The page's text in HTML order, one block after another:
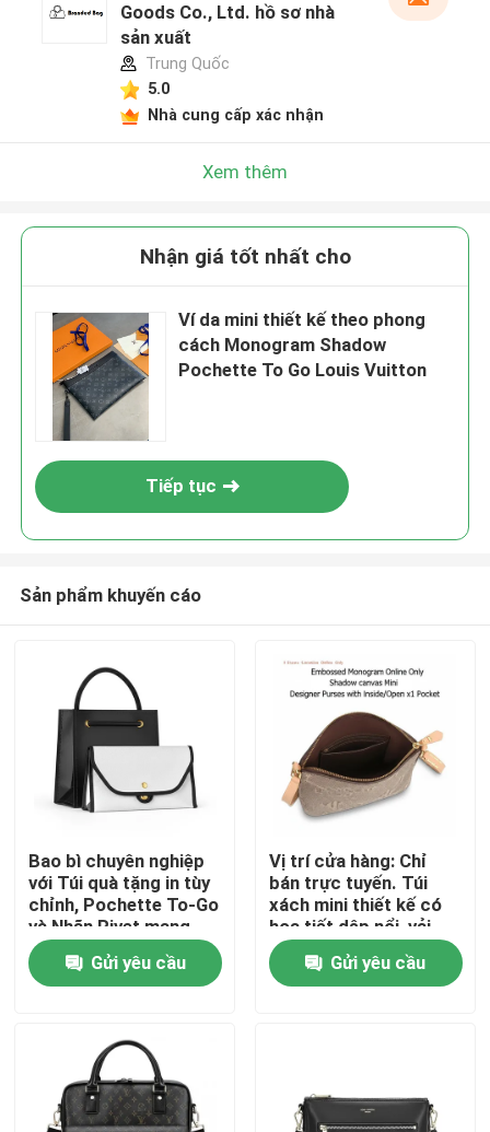
Trang chủ
Các sản phẩm
Video
Goods Co., Ltd. hồ sơ nhà
sản xuất
Trung Quốc
5.0
Nhà cung cấp xác nhận
Xem thêm
Nhận giá tốt nhất cho
Ví da mini thiết kế theo phong
cách Monogram Shadow
Pochette To Go Louis Vuitton
Tiếp tục
Sản phẩm khuyến cáo
Bao bì chuyên nghiệp
với Túi quà tặng in tùy
chỉnh, Pochette To-Go
và Nhãn Rivet mang
tính biểu tượng
Gửi yêu cầu
Vị trí cửa hàng: Chỉ
bán trực tuyến. Túi
xách mini thiết kế có
họa tiết dập nổi, vải
canvas Shadow, có túi
bên trong/Mở x1
Gửi yêu cầu